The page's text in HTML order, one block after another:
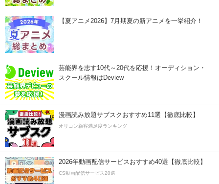
【夏アニメ2026】7月期夏の新アニメを一挙紹介！
芸能界を志す10代～20代を応援！オーディション・
スクール情報はDeview
漫画読み放題サブスクおすすめ11選【徹底比較】
オリコン顧客満足度ランキング
2026年動画配信サービスおすすめ40選【徹底比較】
CS動画配信サービス20選